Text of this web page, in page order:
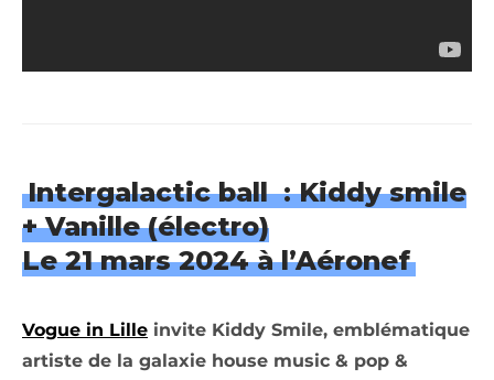
Intergalactic ball : Kiddy smile
+ Vanille(électro)
Le 21 mars 2024 à l’Aéronef
Vogue in Lille invite Kiddy Smile, emblématique
artiste de la galaxie house music & pop &